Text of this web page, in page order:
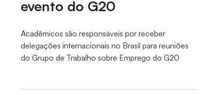
evento do G20
Acadêmicos são responsáveis por receber
delegações internacionais no Brasil para reuniões
do Grupo de Trabalho sobre Emprego do G20